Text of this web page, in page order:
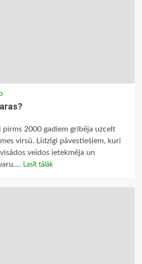
pirms 2000 gadiem gribēja uzcelt
virsū. Līdzīgi pāvestiešiem, kuri
veidos ietekmēja un
Lasīt tālāk